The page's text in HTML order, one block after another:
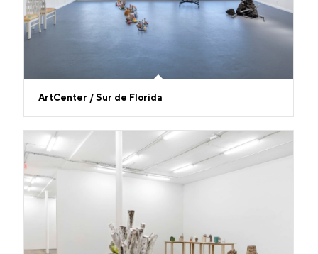
ArtCenter / Sur de Florida